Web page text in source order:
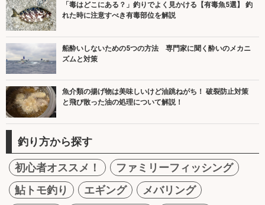
「毒はどこにある？」釣りでよく見かける【有毒魚5選】 釣
れた時に注意すべき有毒部位を解説
船酔いしないための5つの方法 専門家に聞く酔いのメカニ
ズムと対策
魚介類の揚げ物は美味しいけど油跳ねがち！ 破裂防止対策
と飛び散った油の処理について解説！
釣り方から探す
初心者オススメ！
ファミリーフィッシング
鮎トモ釣り
エギング
メバリング